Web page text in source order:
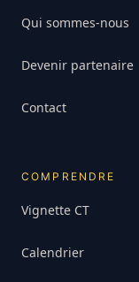
Qui sommes-nous
Devenir partenaire
Contact
COMPRENDRE
Vignette CT
Calendrier